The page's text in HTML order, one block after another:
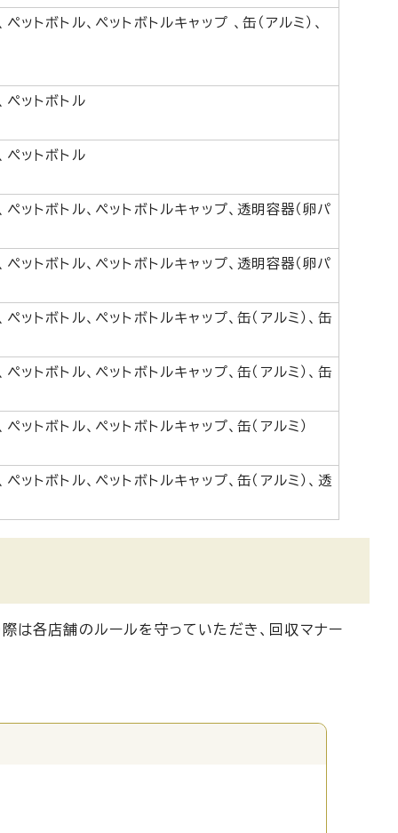
ットボトル、ペットボトルキャップ 、缶（アルミ）、
ペットボトル
ペットボトル
ペットボトル、ペットボトルキャップ、透明容器（卵パ
ペットボトル、ペットボトルキャップ、透明容器（卵パ
ットボトル、ペットボトルキャップ、缶（アルミ）、缶
ットボトル、ペットボトルキャップ、缶（アルミ）、缶
ットボトル、ペットボトルキャップ、缶（アルミ）
ットボトル、ペットボトルキャップ、缶（アルミ）、透
は各店舗のルールを守っていただき、回収マナー